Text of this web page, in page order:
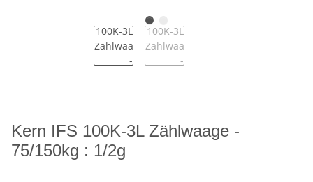
Kern IFS 100K-3L Zählwaage -
75/150kg : 1/2g